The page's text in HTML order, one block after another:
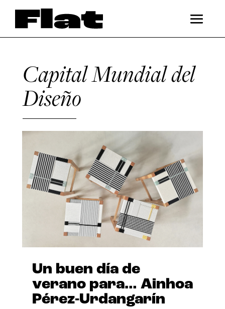
Capital Mundial del
Diseño
Un buen día de
verano para… Ainhoa
Pérez-Urdangarín